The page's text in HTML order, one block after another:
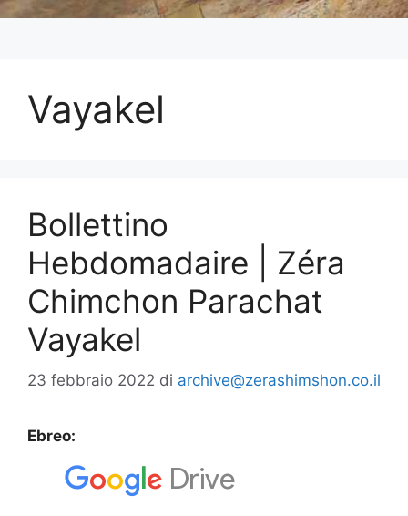
Vayakel
Bollettino
Hebdomadaire | Zéra
Chimchon Parachat
Vayakel
23 febbraio 2022 di archive@zerashimshon.co.il
Ebreo: